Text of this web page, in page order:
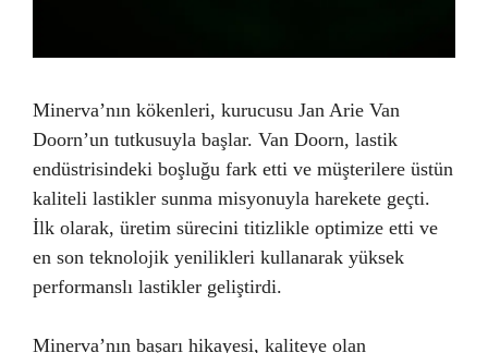
Minerva’nın kökenleri, kurucusu Jan Arie Van
Doorn’un tutkusuyla başlar. Van Doorn, lastik
endüstrisindeki boşluğu fark etti ve müşterilere üstün
kaliteli lastikler sunma misyonuyla harekete geçti.
İlk olarak, üretim sürecini titizlikle optimize etti ve
en son teknolojik yenilikleri kullanarak yüksek
performanslı lastikler geliştirdi.
Minerva’nın başarı hikayesi, kaliteye olan